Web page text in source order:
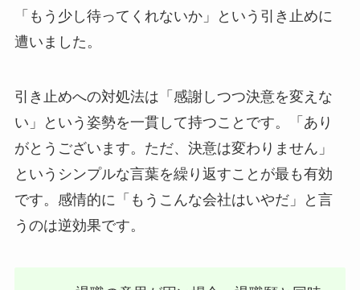
「もう少し待ってくれないか」という引き止めに
遭いました。
引き止めへの対処法は「感謝しつつ決意を変えな
い」という姿勢を一貫して持つことです。「あり
がとうございます。ただ、決意は変わりません」
というシンプルな言葉を繰り返すことが最も有効
です。感情的に「もうこんな会社はいやだ」と言
うのは逆効果です。